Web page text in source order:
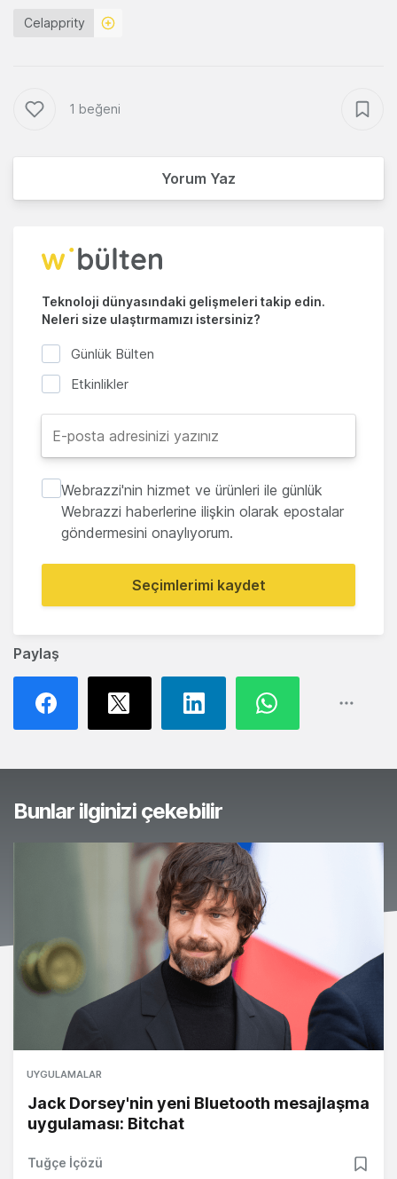
Paylaş
Celapprity
1 beğeni
Yorum Yaz
Teknoloji dünyasındaki gelişmeleri takip edin.
Neleri size ulaştırmamızı istersiniz?
Günlük Bülten
Etkinlikler
Webrazzi'nin hizmet ve ürünleri ile günlük
Webrazzi haberlerine ilişkin olarak epostalar
göndermesini onaylıyorum.
Seçimlerimi kaydet
Bunlar ilginizi çekebilir
UYGULAMALAR
Jack Dorsey'nin yeni Bluetooth mesajlaşma
uygulaması: Bitchat
Tuğçe İçözü